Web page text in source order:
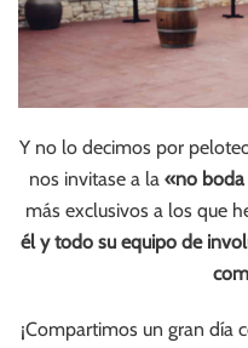
Y no lo decimos por
nos invitase a la «no boda
más exclusivos a los que
él y todo su equipo de
¡Compartimos un gran día